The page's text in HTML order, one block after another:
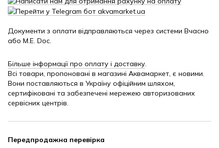
Документи з оплати відправляються через системи Вчасно
або M.E. Doc.
Більше інформації про оплату і доставку.
Всі товари, пропоновані в магазині Аквамаркет, є новими.
Вони поставляються в Україну офіційним шляхом,
сертифіковані та забезпечені мережею авторизованих
сервісних центрів.
Передпродажна перевірка